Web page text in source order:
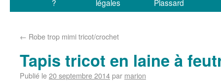
?
légales
Plassard
← Robe trop mimi tricot/crochet
Tapis tricot en laine à
Publié le20 septembre 2014par marion